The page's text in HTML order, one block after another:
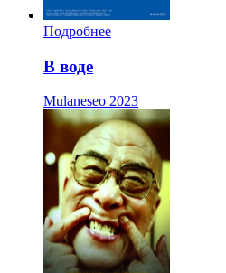
Подробнее
В воде
Mulaneseo 2023